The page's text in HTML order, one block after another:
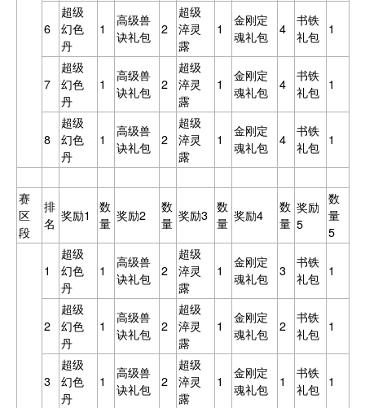
6
超级
幻色
丹
1
高级兽
诀礼包
2
超级
淬灵
露
1
金刚定
魂礼包
4
书铁
礼包 1
7
超级
幻色
丹
1
高级兽
诀礼包
2
超级
淬灵
露
1
金刚定
魂礼包
4
书铁
礼包 1
8
超级
幻色
丹
1
高级兽
诀礼包
2
超级
淬灵
露
1
金刚定
魂礼包
4
书铁
礼包 1
赛
区
段
排
名 奖励1
数
量 奖励2
数
量 奖励3
数
量 奖励4
数
量
奖励
5
数
量
5
1
超级
幻色
丹
1
高级兽
诀礼包
2
超级
淬灵
露
1
金刚定
魂礼包
3
书铁
礼包 1
2
超级
幻色
丹
1
高级兽
诀礼包
2
超级
淬灵
露
1
金刚定
魂礼包
2
书铁
礼包 1
3
超级
幻色
丹
1
高级兽
诀礼包
2
超级
淬灵
露
1
金刚定
魂礼包
1
书铁
礼包 1